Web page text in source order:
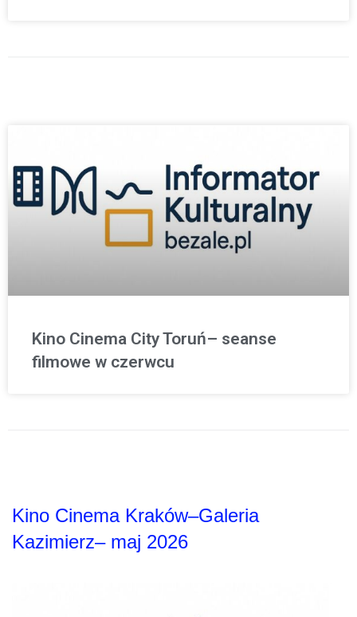
Kino Cinema City Toruń– seanse
filmowe w czerwcu
Kino Cinema Kraków–Galeria
Kazimierz– maj 2026